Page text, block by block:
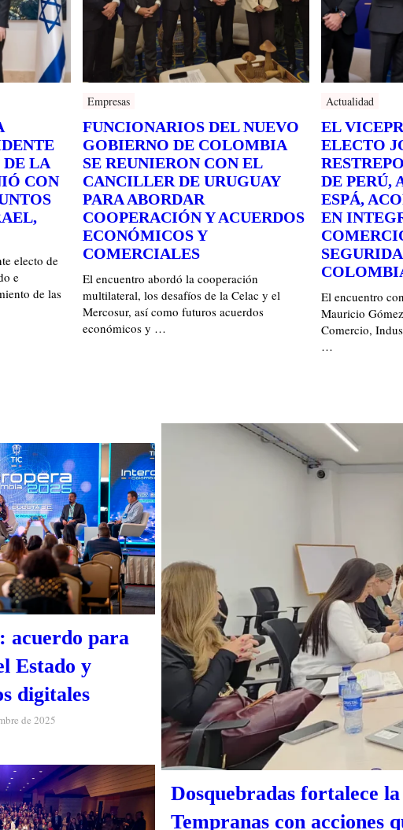
DE LA
CON
electo de
e
de las
Empresas
FUNCIONARIOS DEL NUEVO
GOBIERNO DE COLOMBIA
SE REUNIERON CON EL
CANCILLER DE URUGUAY
PARA ABORDAR
COOPERACIÓN Y ACUERDOS
ECONÓMICOS Y
COMERCIALES
El encuentro abordó la cooperación
multilateral, los desafíos de la Celac y el
Mercosur, así como futuros acuerdos
económicos y …
Actualidad
EL
ELECTO
DE PERÚ,
ESPÁ,
EN
El encuentro
Mauricio
Comercio,
…
acuerdo para
Estado y
digitales
de 2025
Dosquebradas fortalece
Tempranas con acciones